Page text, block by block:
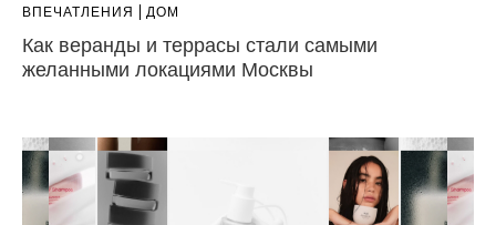
ВПЕЧАТЛЕНИЯ ДОМ
Как веранды и террасы стали самыми
желанными локациями Москвы